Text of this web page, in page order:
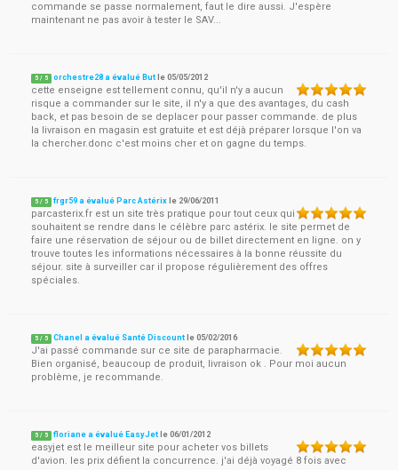
commande se passe normalement, faut le dire aussi. J'espère
maintenant ne pas avoir à tester le SAV...
5 / 5 orchestre28 a évalué But le05/05/2012
cette enseigne est tellement connu, qu'il n'y a aucun
risque a commander sur le site, il n'y a que des avantages, du cash
back, et pas besoin de se deplacer pour passer commande. de plus
la livraison en magasin est gratuite et est déjà préparer lorsque l'on va
la chercher.donc c'est moins cher et on gagne du temps.
5 / 5 frgr59 a évalué Parc Astérix le 29/06/2011
parcasterix.fr est un site très pratique pour tout ceux qui
souhaitent se rendre dans le célèbre parc astérix. le site permet de
faire une réservation de séjour ou de billet directement en ligne. on y
trouve toutes les informations nécessaires à la bonne réussite du
séjour. site à surveiller car il propose régulièrement des offres
spéciales.
5 / 5 Chanel a évalué Santé Discount le05/02/2016
J'ai passé commande sur ce site de parapharmacie.
Bien organisé, beaucoup de produit, livraison ok . Pour moi aucun
problème, je recommande.
5 / 5 floriane a évalué EasyJet le06/01/2012
easyjet est le meilleur site pour acheter vos billets
d'avion. les prix défient la concurrence. j'ai déjà voyagé 8 fois avec